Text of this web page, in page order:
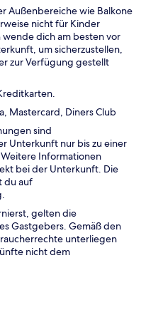
Außenbereiche wie Balkone
nicht für Kinder
dich am besten vor
um sicherzustellen,
zur Verfügung gestellt
Mastercard, Diners Club
sind
Unterkunft nur bis zu einer
Informationen
bei der Unterkunft. Die
du auf
gelten die
Gastgebers. Gemäß den
unterliegen
nicht dem